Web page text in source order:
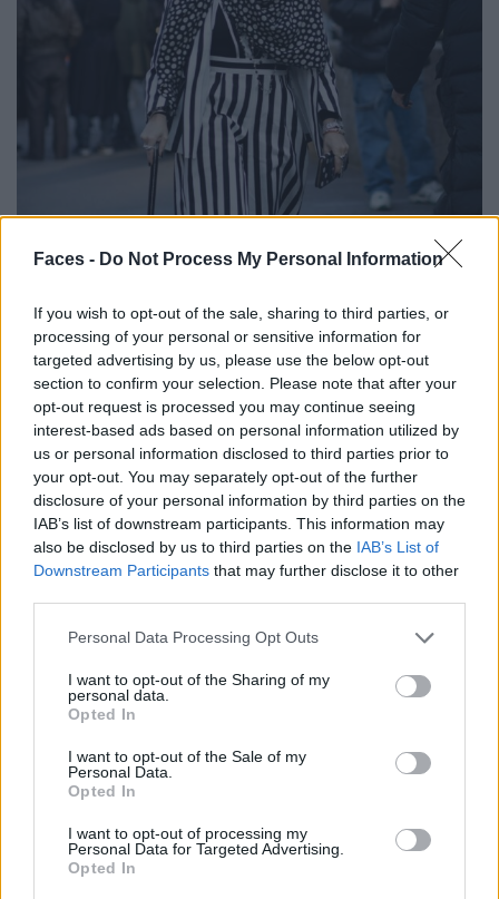
Faces - Do Not Process My Personal Information
If you wish to opt-out of the sale, sharing to third parties, or
processing of your personal or sensitive information for
targeted advertising by us, please use the below opt-out
section to confirm your selection. Please note that after your
opt-out request is processed you may continue seeing
interest-based ads based on personal information utilized by
us or personal information disclosed to third parties prior to
your opt-out. You may separately opt-out of the further
disclosure of your personal information by third parties on the
IAB’s list of downstream participants. This information may
also be disclosed by us to third parties on the IAB’s List of
Downstream Participants that may further disclose it to other
Personal Data Processing Opt Outs
I want to opt-out of the Sharing of my
personal data.
Opted In
I want to opt-out of the Sale of my
Personal Data.
Opted In
I want to opt-out of processing my
Personal Data for Targeted Advertising.
Opted In
Streetstyle hat nicht zwingend etwas mit Style am Hut.